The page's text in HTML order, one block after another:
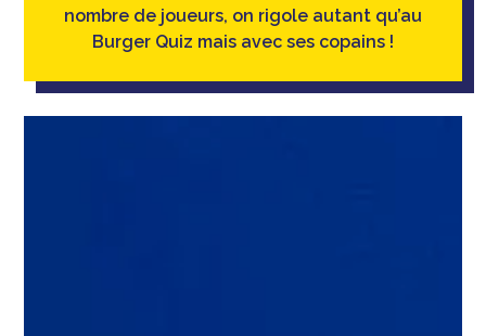
nombre de joueurs, on rigole autant qu’au
Burger Quiz mais avec ses copains !